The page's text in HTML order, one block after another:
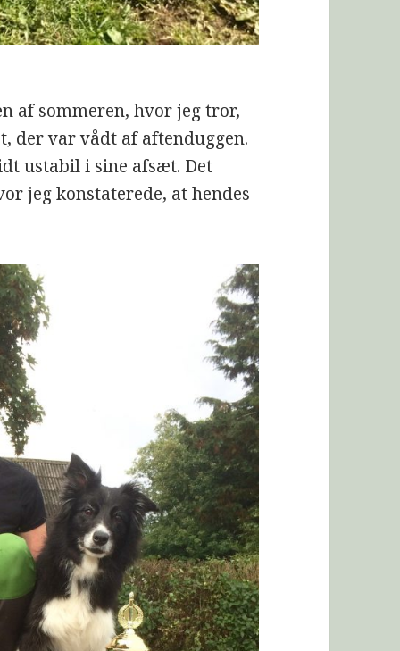
af sommeren, hvor jeg tror,
der var vådt af aftenduggen.
ustabil i sine afsæt. Det
jeg konstaterede, at hendes